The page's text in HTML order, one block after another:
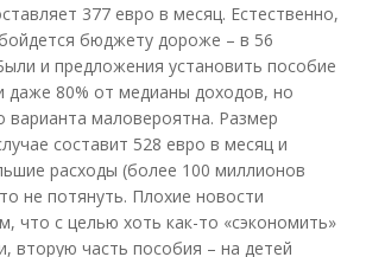
377 евро в месяц. Естественно,
бюджету дороже – в 56
и предложения установить пособие
даже 80% от медианы доходов, но
варианта маловероятна. Размер
составит 528 евро в месяц и
расходы (более 100 миллионов
не потянуть. Плохие новости
что с целью хоть как-то «сэкономить»
вторую часть пособия – на детей